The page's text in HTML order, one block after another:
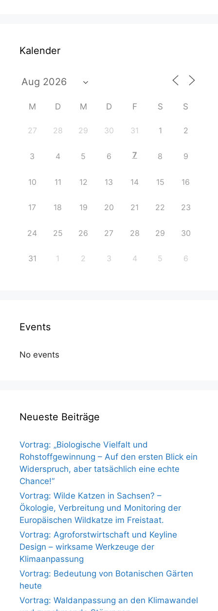
Kalender
M D M D F S S
27 28 29 30 31 1 2
3 4 5 6 7 8 9
10 11 12 13 14 15 16
17 18 19 20 21 22 23
24 25 26 27 28 29 30
31 1 2 3 4 5 6
Events
No events
Neueste Beiträge
Vortrag: „Biologische Vielfalt und
Rohstoffgewinnung – Auf den ersten Blick ein
Widerspruch, aber tatsächlich eine echte
Chance!“
Vortrag: Wilde Katzen in Sachsen? –
Ökologie, Verbreitung und Monitoring der
Europäischen Wildkatze im Freistaat.
Vortrag: Agroforstwirtschaft und Keyline
Design – wirksame Werkzeuge der
Klimaanpassung
Vortrag: Bedeutung von Botanischen Gärten
heute
Vortrag: Waldanpassung an den Klimawandel